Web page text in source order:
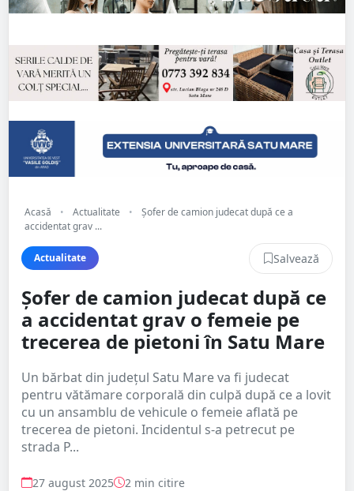
Acasă • Actualitate •
Șofer de camion judecat după ce a
accidentat grav ...
Actualitate Salvează
Șofer de camion judecat după ce
a accidentat grav o femeie pe
trecerea de pietoni în Satu Mare
Un bărbat din județul Satu Mare va fi judecat
pentru vătămare corporală din culpă după ce a lovit
cu un ansamblu de vehicule o femeie aflată pe
trecerea de pietoni. Incidentul s-a petrecut pe
strada P...
27 august 2025 2 min citire